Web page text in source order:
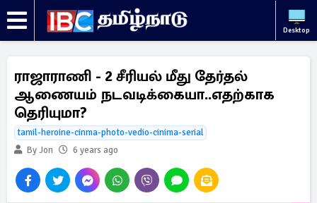
Desktop
ராஜாராணி - 2 சீரியல் மீது தேர்தல்
ஆணையம் நடவடிக்கையா..எதற்காக
தெரியுமா?
tamil-heroine-cinma-photo-vedio-cinima-serial
By Jon
6 years ago